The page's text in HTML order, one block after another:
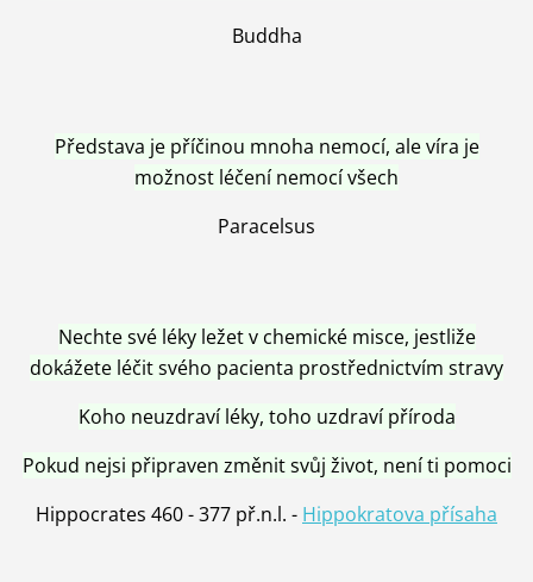
Buddha
Představa je příčinou mnoha nemocí, ale víra je
možnost léčení nemocí všech
Paracelsus
Nechte své léky ležet v chemické misce, jestliže
dokážete léčit svého pacienta prostřednictvím stravy
Koho neuzdraví léky, toho uzdraví příroda
Pokud nejsi připraven změnit svůj život, není ti pomoci
Hippocrates 460 - 377 př.n.l. - Hippokratova přísaha